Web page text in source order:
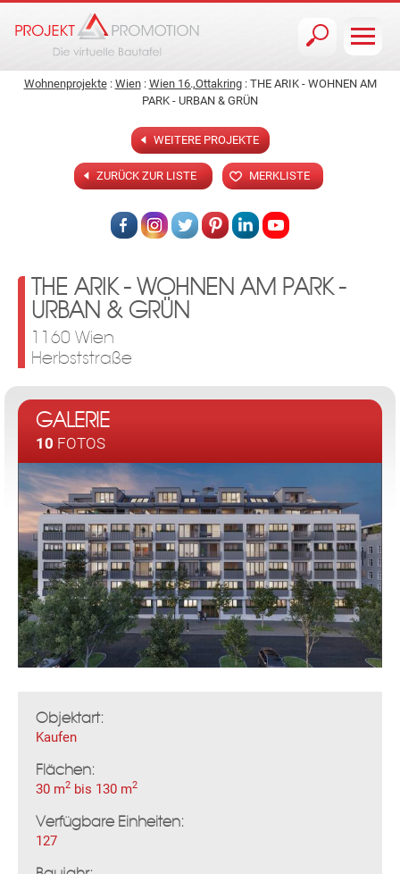
Wohnenprojekte: Wien: Wien 16.,Ottakring: THE ARIK - WOHNEN AM
PARK - URBAN & GRÜN
WEITERE PROJEKTE
ZURÜCK ZUR LISTE MERKLISTE
THE ARIK - WOHNEN AM PARK -
URBAN & GRÜN
1160 Wien
Herbststraße
GALERIE
10 FOTOS
Objektart:
Kaufen
Flächen:
30 m2 bis 130 m2
Verfügbare Einheiten:
127